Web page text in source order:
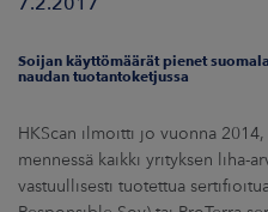
Soijan käyttömäärät pienet
naudan tuotantoketjussa
HKScan ilmoitti jo vuonna
mennessä kaikki yrityksen liha-
vastuullisesti tuotettua